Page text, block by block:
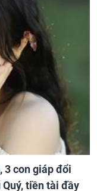
3 con giáp đổi
tiền tài đầy